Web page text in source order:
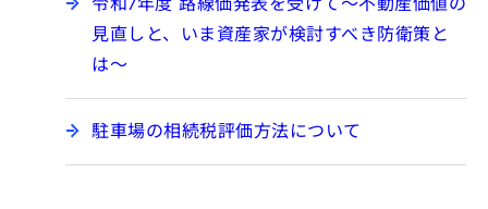
見直しと、いま資産家が検討すべき防衛策と
は～
駐車場の相続税評価方法について